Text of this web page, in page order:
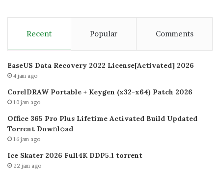
Recent Popular Comments
EaseUS Data Recovery 2022 License[Activated] 2026
4 jam ago
CorelDRAW Portable + Keygen (x32-x64) Patch 2026
10 jam ago
Office 365 Pro Plus Lifetime Activated Build Updated
Torrent Dow𝚗l𝚘аd
16 jam ago
Ice Skater 2026 Full4K DDP5.1 torrent
22 jam ago